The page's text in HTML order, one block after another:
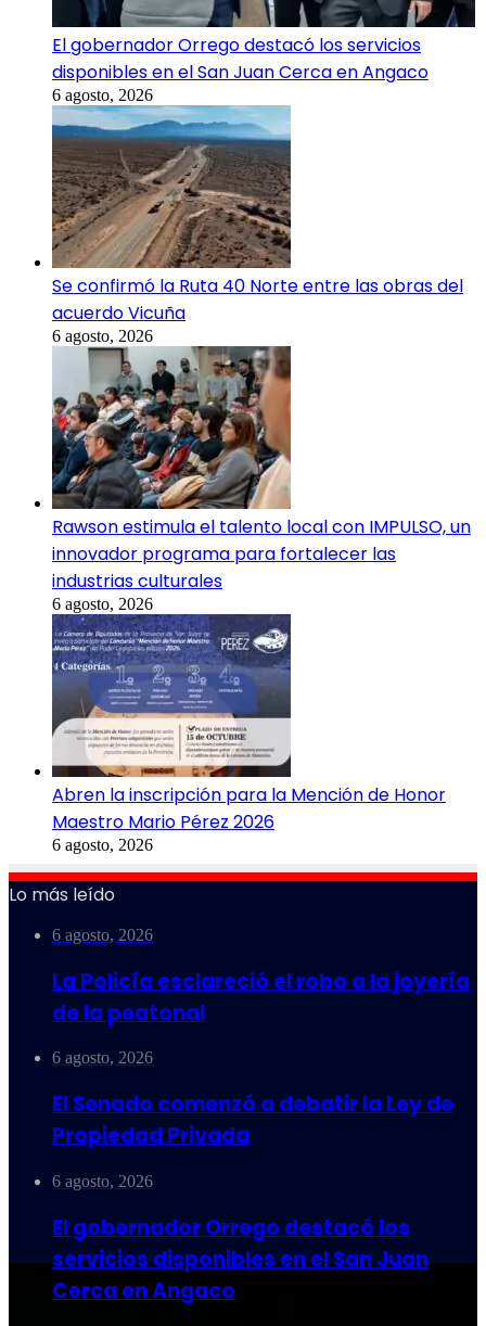
El gobernador Orrego destacó los servicios
disponibles en el San Juan Cerca en Angaco
6 agosto, 2026
Se confirmó la Ruta 40 Norte entre las obras del
acuerdo Vicuña
6 agosto, 2026
Rawson estimula el talento local con IMPULSO, un
innovador programa para fortalecer las
industrias culturales
6 agosto, 2026
Abren la inscripción para la Mención de Honor
Maestro Mario Pérez 2026
6 agosto, 2026
Lo más leído
6 agosto, 2026
La Policía esclareció el robo a la joyería
de la peatonal
6 agosto, 2026
El Senado comenzó a debatir la Ley de
Propiedad Privada
6 agosto, 2026
El gobernador Orrego destacó los
servicios disponibles en el San Juan
Cerca en Angaco